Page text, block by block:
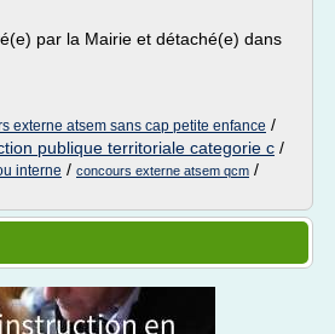
par la Mairie et détaché(e) dans
externe atsem sans cap petite enfance /
publique territoriale categorie c /
interne / concours externe atsem qcm /